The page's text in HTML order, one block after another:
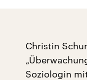
Christin
Soziologin